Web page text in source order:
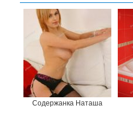
Содержанка Наташа